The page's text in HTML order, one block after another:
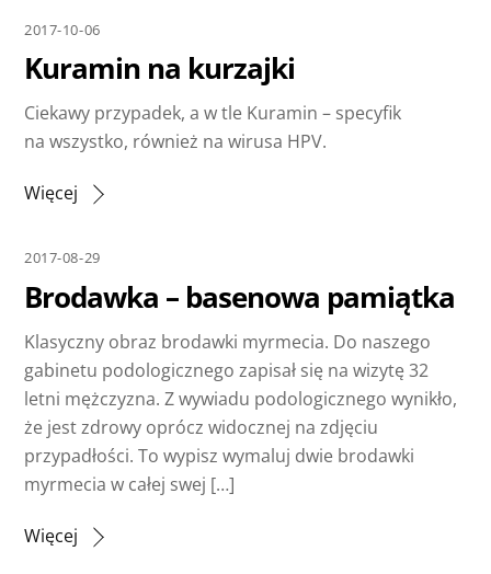
2017-10-06
Kuramin na kurzajki
Ciekawy przypadek, a w tle Kuramin – specyfik
na wszystko, również na wirusa HPV.
Więcej
2017-08-29
Brodawka – basenowa pamiątka
Klasyczny obraz brodawki myrmecia. Do naszego
gabinetu podologicznego zapisał się na wizytę 32
letni mężczyzna. Z wywiadu podologicznego wynikło,
że jest zdrowy oprócz widocznej na zdjęciu
przypadłości. To wypisz wymaluj dwie brodawki
myrmecia w całej swej […]
Więcej